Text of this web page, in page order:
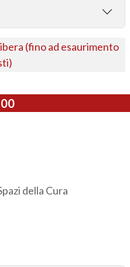
(fino ad esaurimento
della Cura